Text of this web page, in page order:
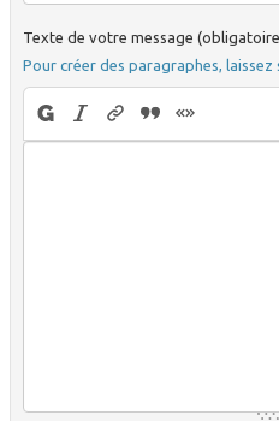
Texte de votre message
Pour créer des paragraphes, laissez